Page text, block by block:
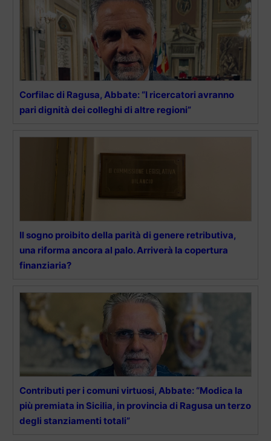
Corfilac di Ragusa, Abbate: “I ricercatori avranno
pari dignità dei colleghi di altre regioni”
Il sogno proibito della parità di genere retributiva,
una riforma ancora al palo. Arriverà la copertura
finanziaria?
Contributi per i comuni virtuosi, Abbate: “Modica la
più premiata in Sicilia, in provincia di Ragusa un terzo
degli stanziamenti totali”